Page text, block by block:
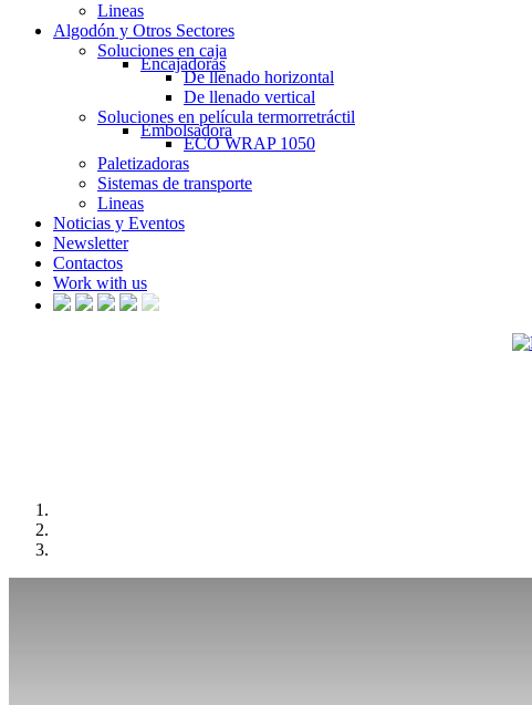
Lineas
Algodón y Otros Sectores
Soluciones en caja
Encajadoras
De llenado horizontal
De llenado vertical
Soluciones en película termorretráctil
Embolsadora
ECO WRAP 1050
Paletizadoras
Sistemas de transporte
Lineas
Noticias y Eventos
Newsletter
Contactos
Work with us